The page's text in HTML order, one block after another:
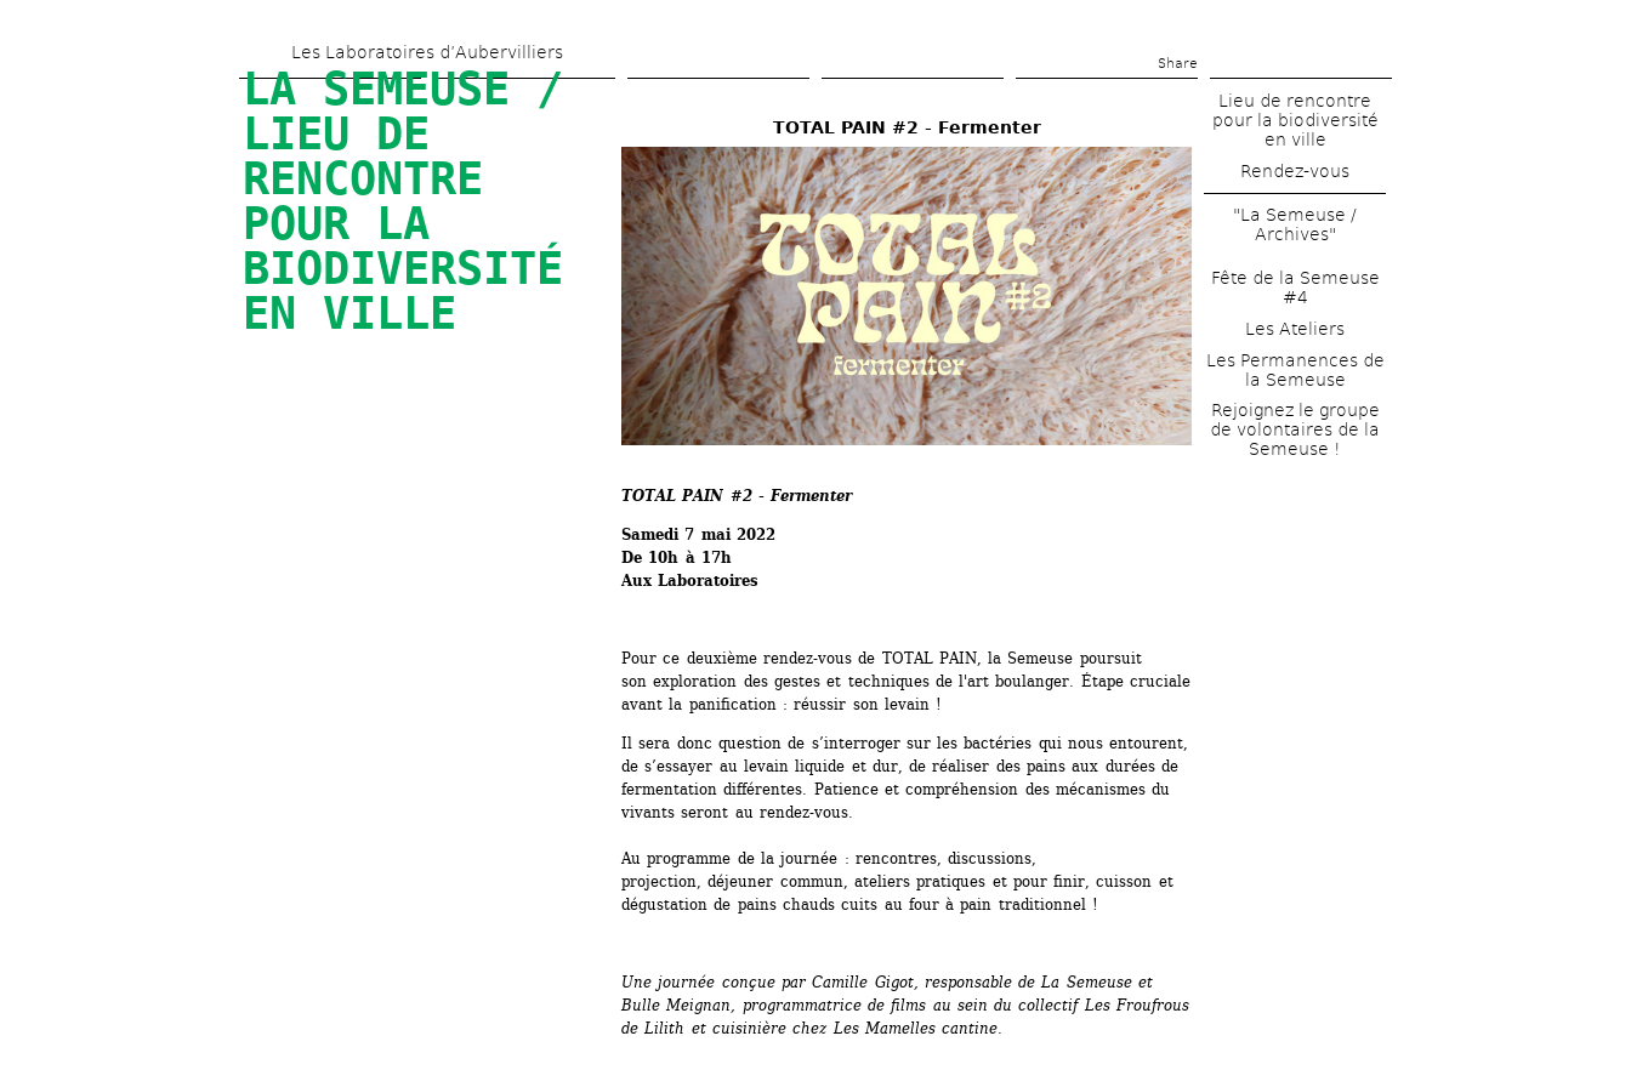
main
Les Laboratoires d’Aubervilliers
Share
LA SEMEUSE /
LIEU DE
RENCONTRE
POUR LA
BIODIVERSITÉ
EN VILLE
TOTAL PAIN #2 - Fermenter
TOTAL PAIN #2 - Fermenter
Samedi 7 mai 2022
De 10h à 17h
Aux Laboratoires
Pour ce deuxième rendez-vous de TOTAL PAIN, la Semeuse poursuit
son exploration des gestes et techniques de l'art boulanger. Étape cruciale
avant la panification : réussir son levain !
Il sera donc question de s’interroger sur les bactéries qui nous entourent,
de s’essayer au levain liquide et dur, de réaliser des pains aux durées de
fermentation différentes. Patience et compréhension des mécanismes du
vivants seront au rendez-vous.
Au programme de la journée : rencontres, discussions,
projection, déjeuner commun, ateliers pratiques et pour finir, cuisson et
dégustation de pains chauds cuits au four à pain traditionnel !
Une journée conçue par Camille Gigot, responsable de La Semeuse et
Bulle Meignan, programmatrice de films au sein du collectif Les Froufrous
de Lilith et cuisinière chez Les Mamelles cantine.
Lieu de rencontre
pour la biodiversité
en ville
Rendez-vous
"La Semeuse /
Archives"
Fête de la Semeuse
#4
Les Ateliers
Les Permanences de
la Semeuse
Rejoignez le groupe
de volontaires de la
Semeuse !